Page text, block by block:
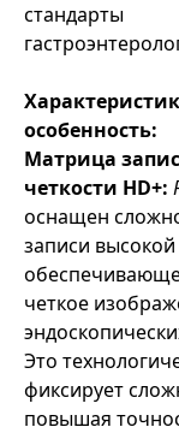
стандарты
особенность:
Матрица
четкости HD+:
оснащен
записи высокой
четкое
Это
фиксирует
повышая